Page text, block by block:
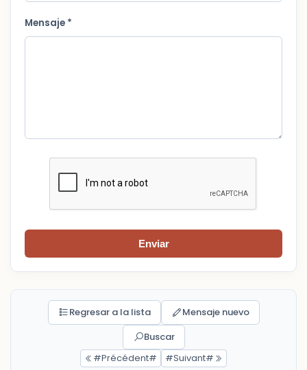
Mensaje *
Enviar
Regresar a la lista
Mensaje nuevo
Buscar
#Précédent#
#Suivant#